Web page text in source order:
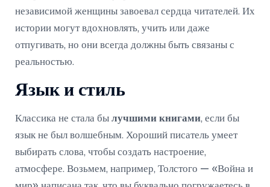
независимой женщины завоевал сердца читателей. Их
истории могут вдохновлять, учить или даже
отпугивать, но они всегда должны быть связаны с
реальностью.
Язык и стиль
Классика не стала бы лучшими книгами, если бы
язык не был волшебным. Хороший писатель умеет
выбирать слова, чтобы создать настроение,
атмосфере. Возьмем, например, Толстого — «Война и